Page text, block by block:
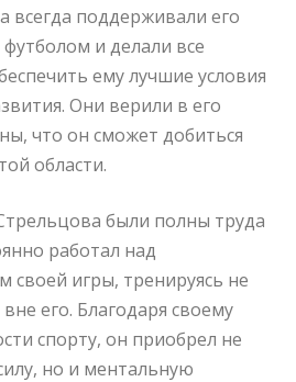
всегда поддерживали его
и делали все
ему лучшие условия
Они верили в его
что он сможет добиться
области.
были полны труда
работал над
своей игры, тренируясь не
его. Благодаря своему
спорту, он приобрел не
но и ментальную